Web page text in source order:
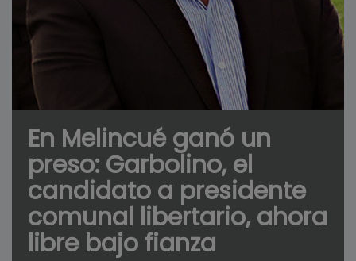
En Melincué ganó un
preso: Garbolino, el
candidato a presidente
comunal libertario, ahora
libre bajo fianza